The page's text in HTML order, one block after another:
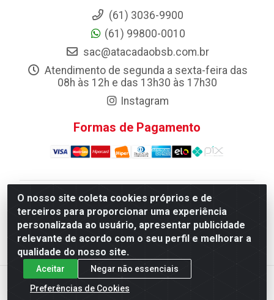
O nosso site coleta cookies próprios e de
terceiros para proporcionar uma experiência
personalizada ao usuário, apresentar publicidade
relevante de acordo com o seu perfil e melhorar a
qualidade do nosso site.
Aceitar
Negar não essenciais
Preferências de Cookies
(61) 3036-9900
(61) 99800-0010
sac@atacadaobsb.com.br
Atendimento de segunda a sexta-feira das
08h às 12h e das 13h30 às 17h30
Instagram
Formas de Pagamento
Atacadao da Limpeza F. Pereira Queiroz Comercio e
Distribuicao LTDA - Quadra Qi 10 Lotes 39 e, 41 - Setor
Industrial (Taguatinga), Brasília/DF - CEP 72.135-100 -
CNPJ 13.184.675/0001-80